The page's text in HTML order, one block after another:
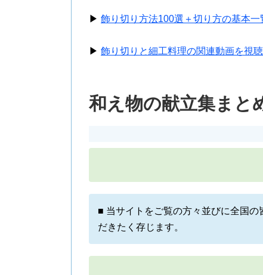
▶ 飾り切り方法100選＋切り方の基本一
▶ 飾り切りと細工料理の関連動画を視
和え物の献立集まと
■ 当サイトをご覧の方々並びに全国
だきたく存じます。